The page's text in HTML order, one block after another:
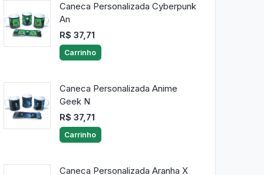
Caneca Personalizada Cyberpunk
An
R$ 37,71
Carrinho
Caneca Personalizada Anime
Geek N
R$ 37,71
Carrinho
Caneca Personalizada Aranha X